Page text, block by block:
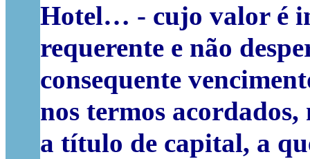
Hotel… - cujo valor é
requerente e não
consequente
nos termos
a título de capital, a